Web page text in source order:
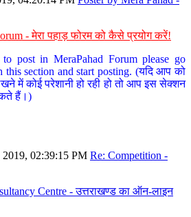
- मेरा पहाड़ फोरम को कैसे प्रयोग करें!
post in MeraPahad Forum please go
this section and start posting. (यदि आप को
में कोई परेशानी हो रही हो तो आप इस सेक्शन
हैं।)
02:39:15 PM Re: Competition -
Centre - उत्तराखण्ड का ऑन-लाइन